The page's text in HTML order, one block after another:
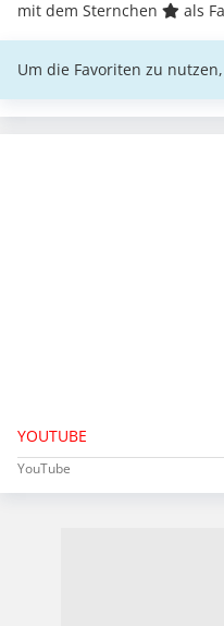
mit dem Sternchen
als
Um die Favoriten zu nutzen,
YOUTUBE
YouTube